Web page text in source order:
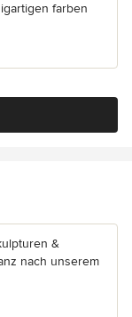
farben
&
nach unserem